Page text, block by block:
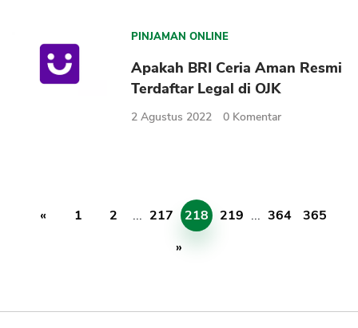
PINJAMAN ONLINE
Apakah BRI Ceria Aman Resmi
Terdaftar Legal di OJK
2 Agustus 2022 0 Komentar
« 1 2 ... 217 218 219 ... 364
365
»